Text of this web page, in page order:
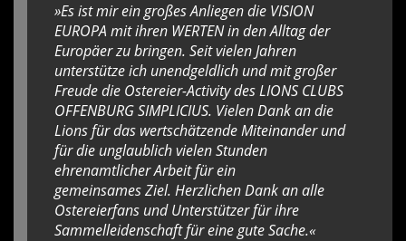
»Es ist mir ein großes Anliegen die VISION
EUROPA mit ihren WERTEN in den Alltag der
Europäer zu bringen. Seit vielen Jahren
unterstütze ich unendgeldlich und mit großer
Freude die Ostereier-Activity des LIONS CLUBS
OFFENBURG SIMPLICIUS. Vielen Dank an die
Lions für das wertschätzende Miteinander und
für die unglaublich vielen Stunden
ehrenamtlicher Arbeit für ein
gemeinsames Ziel. Herzlichen Dank an alle
Ostereierfans und Unterstützer für ihre
Sammelleidenschaft für eine gute Sache.«